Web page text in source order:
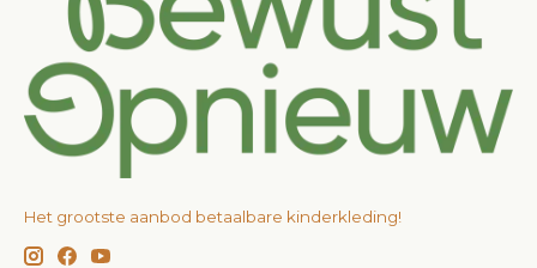
Het grootste aanbod betaalbare kinderkleding!